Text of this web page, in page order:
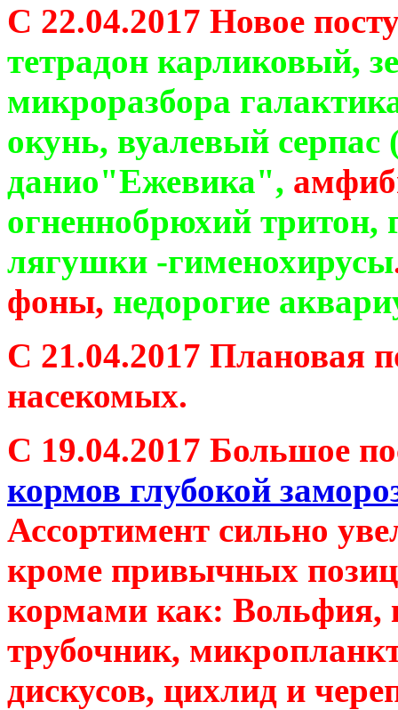
С 22.04.2017 Новое
тетрадон карликовый,
микроразбора
окунь, вуалевый
данио"Ежевика",
огненнобрюхий тритон,
лягушки -гименохирусы
фоны, недорогие
С 21.04.2017 Плановая
насекомых.
С 19.04.2017 Большое
кормов глубокой
Ассортимент сильно
кроме привычных
кормами как: Вольфия,
трубочник,
дискусов, цихлид и